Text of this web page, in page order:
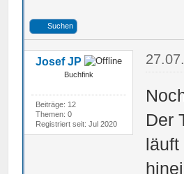
Suchen
Josef JP
Buchfink
Beiträge: 12
Themen: 0
Registriert seit: Jul 2020
Der
läuft